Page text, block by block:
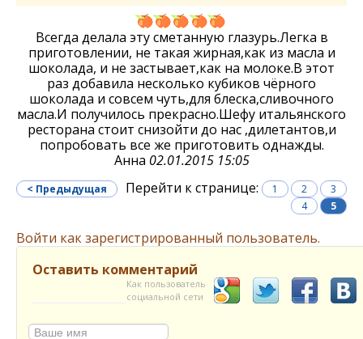
Всегда делала эту сметанную глазурь.Легка в
приготовлении, не такая жирная,как из масла и
шоколада, и не застывает,как на молоке.В этот
раз добавила несколько кубиков чёрного
шоколада и совсем чуть,для блеска,сливочного
масла.И получилось прекрасно.Шефу итальянского
ресторана стоит снизойти до нас ,дилетантов,и
попробовать все же приготовить однажды.
Анна 02.01.2015 15:05
Перейти к странице:
< Предыдущая 1 2
3
4
5
Войти как зарегистрированный пользователь.
Оставить комментарий
Как пользователь
социальной сети